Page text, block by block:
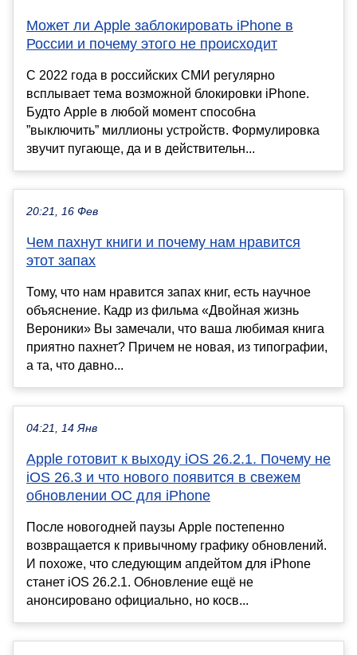
Может ли Apple заблокировать iPhone в
России и почему этого не происходит
С 2022 года в российских СМИ регулярно
всплывает тема возможной блокировки iPhone.
Будто Apple в любой момент способна
”выключить” миллионы устройств. Формулировка
звучит пугающе, да и в действительн...
20:21, 16 Фев
Чем пахнут книги и почему нам нравится
этот запах
Тому, что нам нравится запах книг, есть научное
объяснение. Кадр из фильма «Двойная жизнь
Вероники» Вы замечали, что ваша любимая книга
приятно пахнет? Причем не новая, из типографии,
а та, что давно...
04:21, 14 Янв
Apple готовит к выходу iOS 26.2.1. Почему не
iOS 26.3 и что нового появится в свежем
обновлении ОС для iPhone
После новогодней паузы Apple постепенно
возвращается к привычному графику обновлений.
И похоже, что следующим апдейтом для iPhone
станет iOS 26.2.1. Обновление ещё не
анонсировано официально, но косв...